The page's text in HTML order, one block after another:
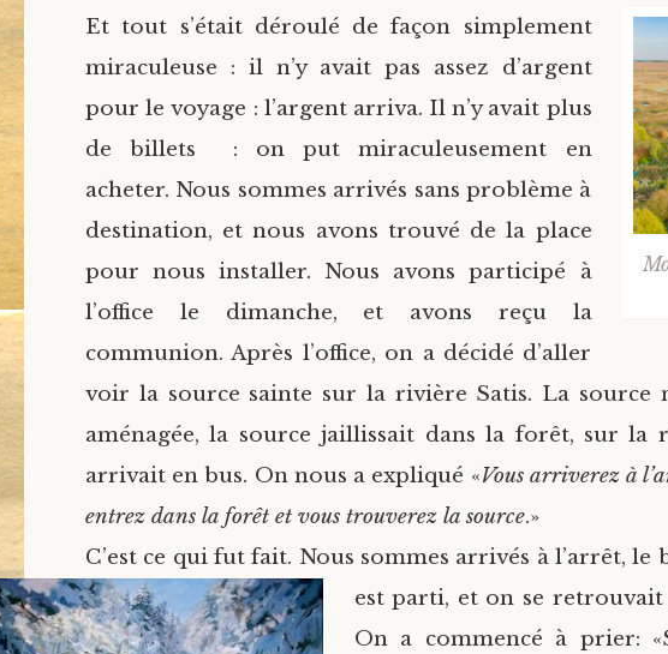
Et tout s’était déroulé de façon simplement
miraculeuse : il n’y avait pas assez d’argent
pour le voyage : l’argent arriva. Il n’y avait plus
de billets : on put miraculeusement en
acheter. Nous sommes arrivés sans problème à
destination, et nous avons trouvé de la place
pour nous installer. Nous avons participé à
l’office le dimanche, et avons reçu la
communion. Après l’office, on a décidé d’aller
voir la source sainte sur la rivière Satis. La source
aménagée, la source jaillissait dans la forêt, sur la
arrivait en bus. On nous a expliqué «Vous arriverez à
entrez dans la forêt et vous trouverez la source.»
C’est ce qui fut fait. Nous sommes arrivés à l’arrêt,
est parti, et on se
On a commencé à prier: